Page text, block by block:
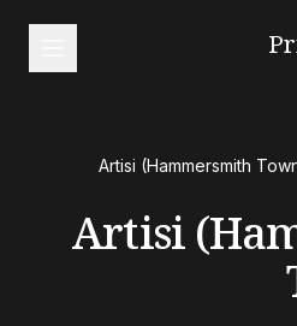
Artisi (Hammersmith
Artisi